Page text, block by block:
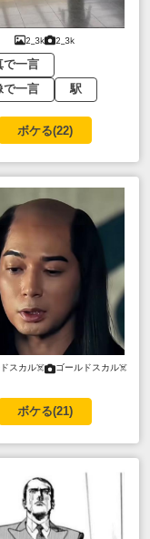
2_3k 2_3k
で一言
で一言
駅
ボケる(22)
スカル☠️ ゴールドスカル☠️
ボケる(21)